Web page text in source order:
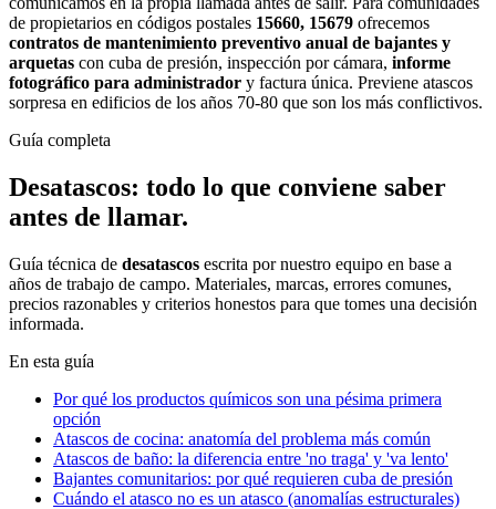
de propietarios en códigos postales 15660, 15679 ofrecemos
contratos de mantenimiento preventivo anual de bajantes y
arquetas con cuba de presión, inspección por cámara, informe
fotográfico para administrador y factura única. Previene atascos
sorpresa en edificios de los años 70-80 que son los más conflictivos.
Guía completa
Desatascos: todo lo que conviene saber
antes de llamar.
Guía técnica de desatascos escrita por nuestro equipo en base a
años de trabajo de campo. Materiales, marcas, errores comunes,
precios razonables y criterios honestos para que tomes una decisión
informada.
En esta guía
Por qué los productos químicos son una pésima primera
opción
Atascos de cocina: anatomía del problema más común
Atascos de baño: la diferencia entre 'no traga' y 'va lento'
Bajantes comunitarios: por qué requieren cuba de presión
Cuándo el atasco no es un atasco (anomalías estructurales)